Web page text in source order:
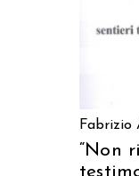
Fabrizio
“Non